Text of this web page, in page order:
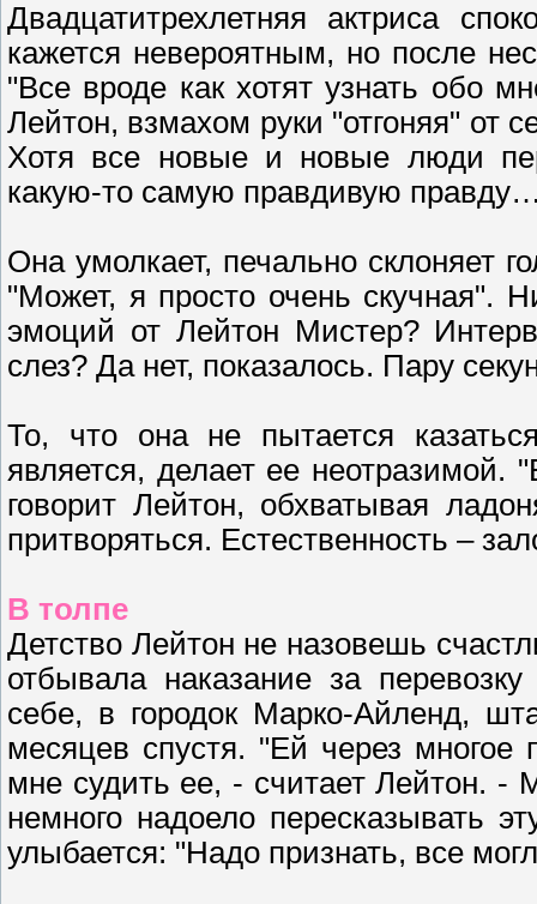
Двадцатитрехлетняя актриса
кажется невероятным, но после
"Все вроде как хотят узнать обо
Лейтон, взмахом руки "отгоняя" от
Хотя все новые и новые люди
какую-то самую правдивую
Она умолкает, печально склоняет
"Может, я просто очень скучная".
эмоций от Лейтон Мистер?
слез? Да нет, показалось. Пару
То, что она не пытается
является, делает ее
говорит Лейтон, обхватывая
притворяться. Естественность –
В толпе
Детство Лейтон не назовешь
отбывала наказание за
себе, в городок Марко-Айленд,
месяцев спустя. "Ей через
мне судить ее, - считает Лейтон.
немного надоело пересказывать
улыбается: "Надо признать, все